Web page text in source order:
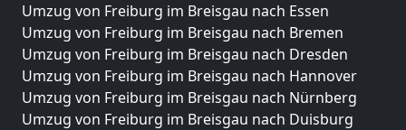
Umzug von Freiburg im Breisgau nach Essen
Umzug von Freiburg im Breisgau nach Bremen
Umzug von Freiburg im Breisgau nach Dresden
Umzug von Freiburg im Breisgau nach Hannover
Umzug von Freiburg im Breisgau nach Nürnberg
Umzug von Freiburg im Breisgau nach Duisburg